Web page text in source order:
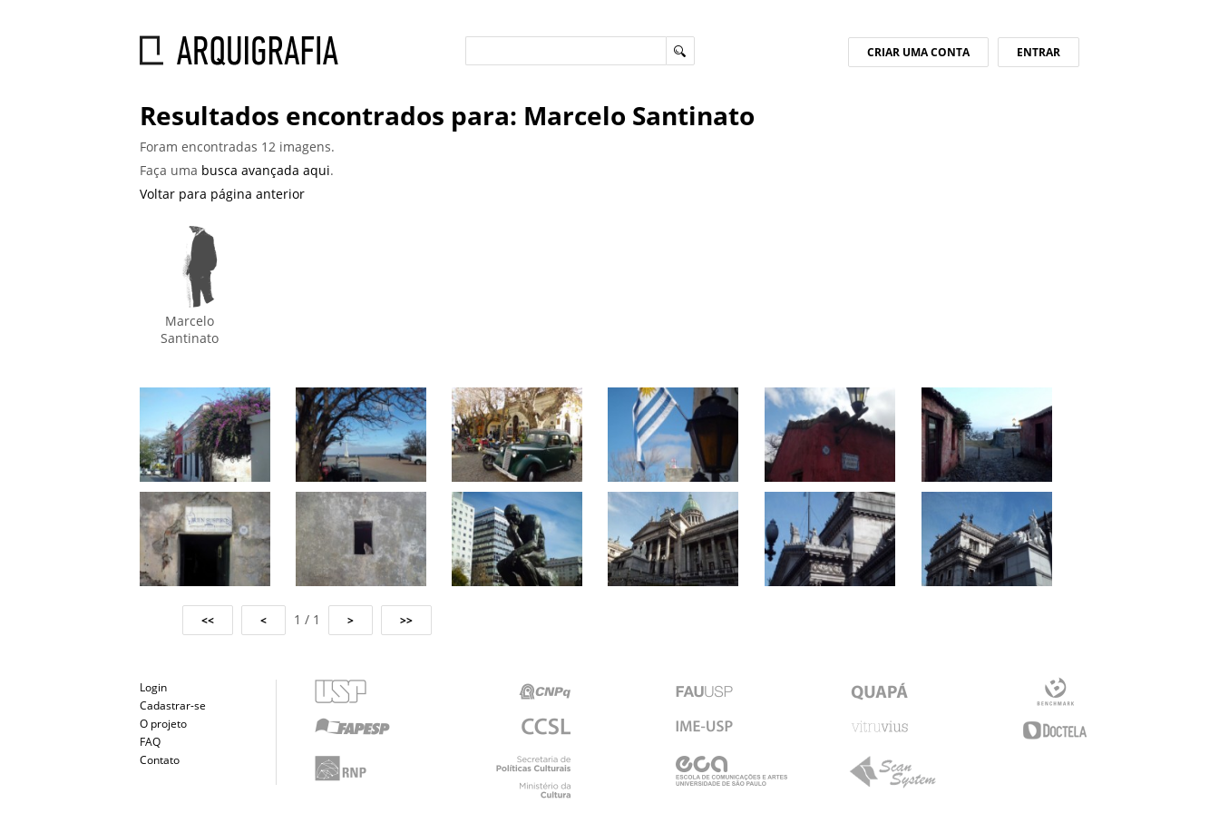
ENTRAR
CRIAR UMA CONTA
Resultados encontrados para: Marcelo Santinato
Foram encontradas 12 imagens.
Faça uma busca avançada aqui.
Voltar para página anterior
Marcelo
Santinato
1 / 1
Login
Cadastrar-se
O projeto
FAQ
Contato